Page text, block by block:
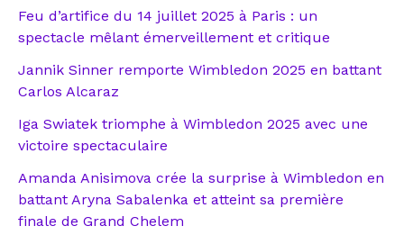
Feu d’artifice du 14 juillet 2025 à Paris : un
spectacle mêlant émerveillement et critique
Jannik Sinner remporte Wimbledon 2025 en battant
Carlos Alcaraz
Iga Swiatek triomphe à Wimbledon 2025 avec une
victoire spectaculaire
Amanda Anisimova crée la surprise à Wimbledon en
battant Aryna Sabalenka et atteint sa première
finale de Grand Chelem